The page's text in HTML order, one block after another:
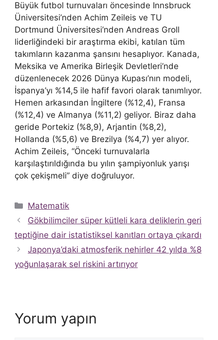
Büyük futbol turnuvaları öncesinde Innsbruck
Üniversitesi’nden Achim Zeileis ve TU
Dortmund Üniversitesi’nden Andreas Groll
liderliğindeki bir araştırma ekibi, katılan tüm
takımların kazanma şansını hesaplıyor. Kanada,
Meksika ve Amerika Birleşik Devletleri’nde
düzenlenecek 2026 Dünya Kupası’nın modeli,
İspanya’yı %14,5 ile hafif favori olarak tanımlıyor.
Hemen arkasından İngiltere (%12,4), Fransa
(%12,4) ve Almanya (%11,2) geliyor. Biraz daha
geride Portekiz (%8,9), Arjantin (%8,2),
Hollanda (%5,6) ve Brezilya (%4,7) yer alıyor.
Achim Zeileis, “Önceki turnuvalarla
karşılaştırıldığında bu yılın şampiyonluk yarışı
çok çekişmeli” diye doğruluyor.
Kategoriler
Matematik
Gökbilimciler süper kütleli kara deliklerin geri
teptiğine dair istatistiksel kanıtları ortaya çıkardı
Japonya’daki atmosferik nehirler 42 yılda %8
yoğunlaşarak sel riskini artırıyor
Yorum yapın